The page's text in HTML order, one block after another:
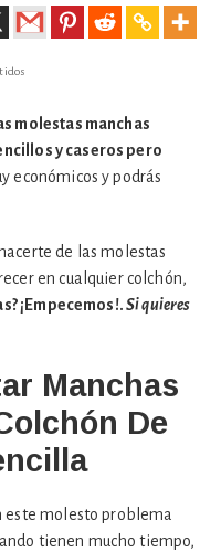
molestas manchas
y caseros pero
económicos y podrás
de las molestas
en cualquier colchón,
¡Empecemos!.Si quieres
Manchas
De
este molesto problema
tienen mucho tiempo,